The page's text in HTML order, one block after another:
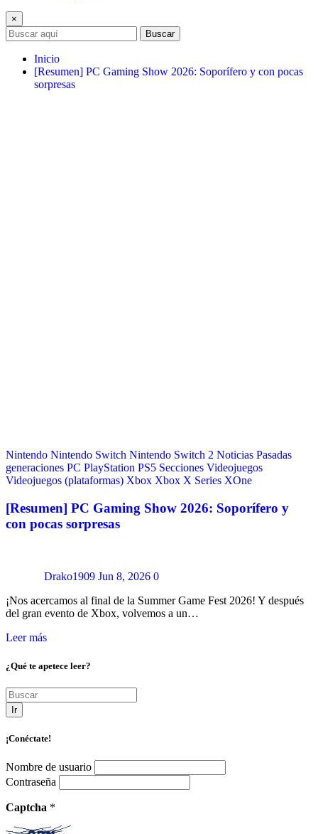
×
Buscar
Inicio
[Resumen] PC Gaming Show 2026: Soporífero y con pocas
sorpresas
Nintendo Nintendo Switch Nintendo Switch 2 Noticias Pasadas
generaciones PC PlayStation PS5 Secciones Videojuegos
Videojuegos (plataformas) Xbox Xbox X Series XOne
[Resumen] PC Gaming Show 2026: Soporífero y
con pocas sorpresas
Drako1909 Jun 8, 2026 0
¡Nos acercamos al final de la Summer Game Fest 2026! Y después
del gran evento de Xbox, volvemos a un…
Leer más
¿Qué te apetece leer?
Ir
¡Conéctate!
Nombre de usuario
Contraseña
Captcha *